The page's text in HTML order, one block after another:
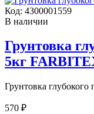
Код: 4300001559
В наличии
Грунтовка
5кг
Грунтовка
570 ₽